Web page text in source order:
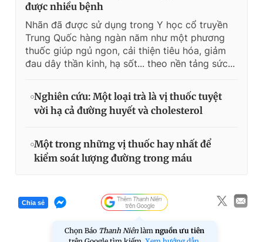
được nhiều bệnh
Nhãn đã được sử dụng trong Y học cổ truyền
Trung Quốc hàng ngàn năm như một phương
thuốc giúp ngủ ngon, cải thiện tiêu hóa, giảm
đau dây thần kinh, hạ sốt... theo nền tảng sức...
Nghiên cứu: Một loại trà là vị thuốc tuyệt
vời hạ cả đường huyết và cholesterol
Một trong những vị thuốc hay nhất để
kiểm soát lượng đường trong máu
Chia sẻ
Chọn Báo Thanh Niên làm nguồn ưu tiên